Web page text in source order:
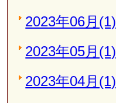
2023年06月(1)
2023年05月(1)
2023年04月(1)